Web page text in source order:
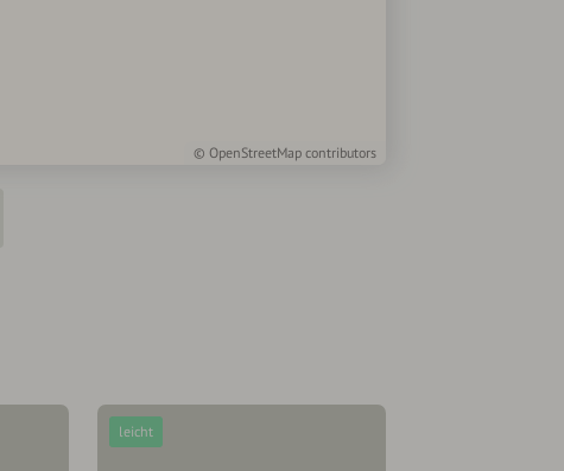
© OpenStreetMap contributors
leicht